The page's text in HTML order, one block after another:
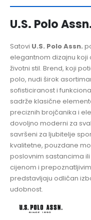
U.S. Polo
Satovi U.S. Polo Assn.
elegantnom dizajnu koji
životni stil. Brend, koji
polo, nudi širok
sofisticiranost i
sadrže klasične
preciznih brojčanika i
dovoljno moderni za
savršeni za ljubitelje
kvalitetne, pouzdane
poslovnim sastancima
cijenom i
predstavljaju odličan
udobnost.